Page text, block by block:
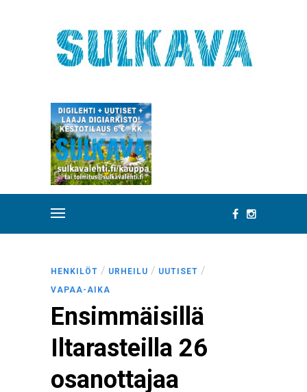
HENKILÖT / URHEILU / UUTISET /
VAPAA-AIKA
Ensimmäisillä
Iltarasteilla 26
osanottajaa